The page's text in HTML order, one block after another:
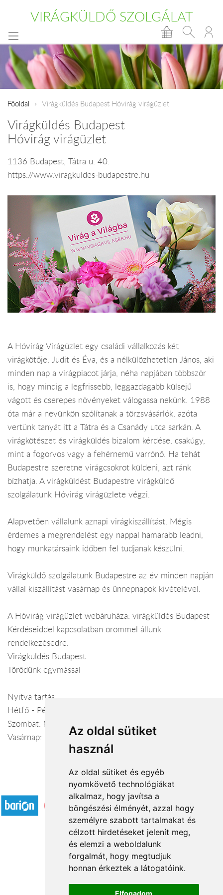
Az oldal sütiket
használ
Az oldal sütiket és egyéb
nyomkövető technológiákat
alkalmaz, hogy javítsa a
böngészési élményét, azzal hogy
személyre szabott tartalmakat és
célzott hirdetéseket jelenít meg,
és elemzi a weboldalunk
forgalmát, hogy megtudjuk
honnan érkeztek a látogatóink.
Elfogadom
VIRÁGKÜLDŐ SZOLGÁLAT
Főoldal Virágküldés Budapest Hóvirág virágüzlet
Virágküldés Budapest
Hóvirág virágüzlet
1136 Budapest, Tátra u. 40.
https://www.viragkuldes-budapestre.hu
A Hóvirág Virágüzlet egy családi vállalkozás két
virágkötője, Judit és Éva, és a nélkülözhetetlen János, aki
minden nap a virágpiacot járja, néha napjában többször
is, hogy mindig a legfrissebb, leggazdagabb külsejű
vágott és cserepes növényeket válogassa nekünk. 1988
óta már a nevünkön szólítanak a törzsvásárlók, azóta
vertünk tanyát itt a Tátra és a Csanády utca sarkán. A
virágkötészet és virágküldés bizalom kérdése, csakúgy,
mint a fogorvos vagy a fehérnemű varrónő. Ha tehát
Budapestre szeretne virágcsokrot küldeni, azt ránk
bízhatja. A virágküldést Budapestre virágküldő
szolgálatunk Hóvirág virágüzlete végzi.
Alapvetően vállalunk aznapi virágkiszállítást. Mégis
érdemes a megrendelést egy nappal hamarabb leadni,
hogy munkatársaink időben fel tudjanak készülni.
Virágküldő szolgálatunk Budapestre az év minden napján
vállal kiszállítást vasárnap és ünnepnapok kivételével.
A Hóvirág virágüzlet webáruháza: virágküldés Budapest
Kérdéseiddel kapcsolatban örömmel állunk
rendelkezésedre.
Virágküldés Budapest
Törődünk egymással
Nyitva tartás:
Hétfő - Péntek: 8:00-19:00
Szombat: 8:00-17:00
Vasárnap: 9:00-12:00
Elfogadott fizetési módok
Rólunk
Kapcsolat
Á.SZ.F.